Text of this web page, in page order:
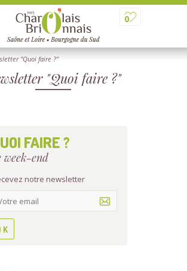
0
"Quoi faire ?"
"Quoi faire ?"
FAIRE ?
week-end
notre newsletter